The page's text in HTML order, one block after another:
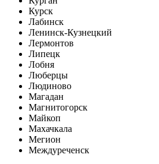
Курск
Лабинск
Ленинск-Кузнецкий
Лермонтов
Липецк
Лобня
Люберцы
Людиново
Магадан
Магнитогорск
Майкоп
Махачкала
Мегион
Междуреченск